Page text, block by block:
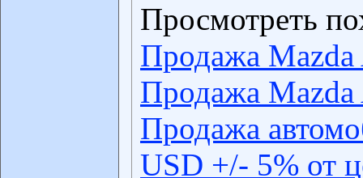
Просмотреть
Продажа Mazda
Продажа Mazda
Продажа
USD +/- 5% от